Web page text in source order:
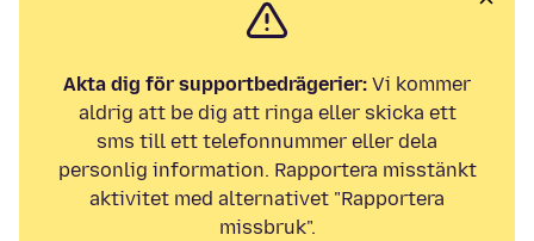
Akta dig för supportbedrägerier: Vi kommer
aldrig att be dig att ringa eller skicka ett
sms till ett telefonnummer eller dela
personlig information. Rapportera misstänkt
aktivitet med alternativet "Rapportera
missbruk".